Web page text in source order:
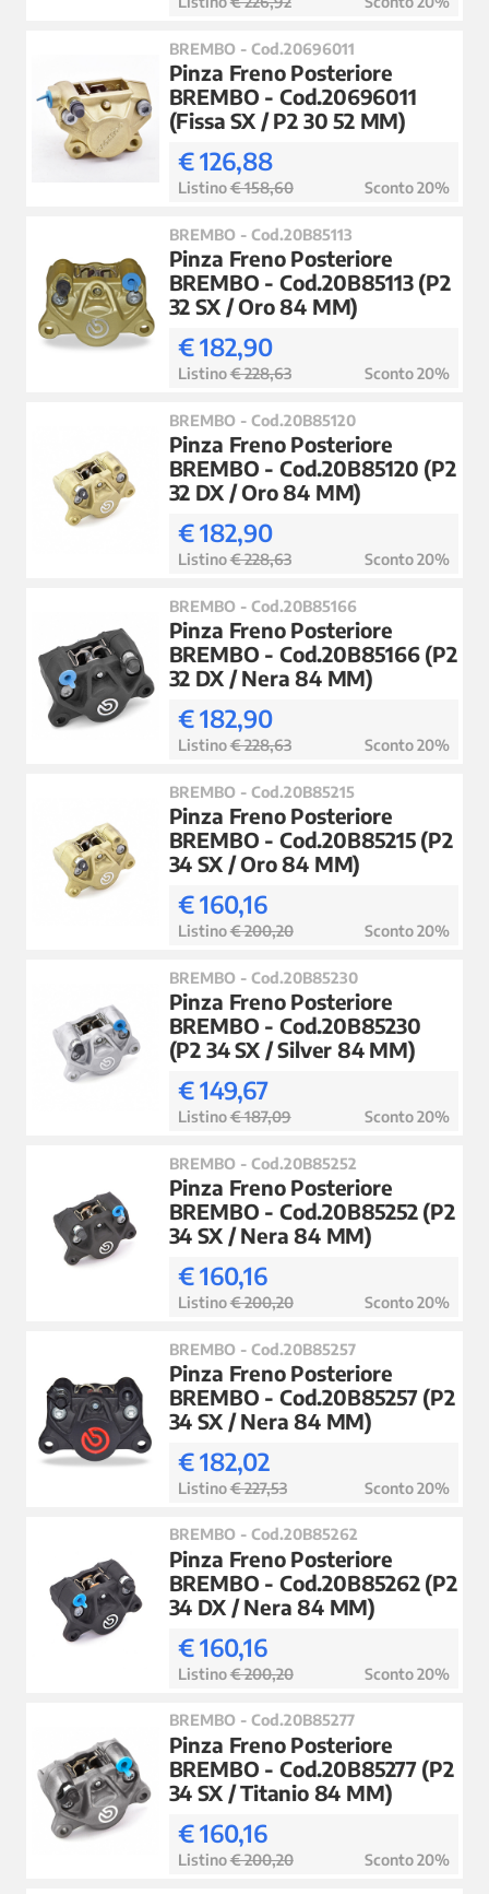
BREMBO - Cod.20696011
Pinza Freno Posteriore
BREMBO - Cod.20696011
(Fissa SX / P2 30 52 MM)
€ 126,88
Listino€ 158,60 Sconto 20%
BREMBO - Cod.20B85113
Pinza Freno Posteriore
BREMBO - Cod.20B85113 (P2
32 SX / Oro 84 MM)
€ 182,90
Listino€ 228,63 Sconto 20%
BREMBO - Cod.20B85120
Pinza Freno Posteriore
BREMBO - Cod.20B85120 (P2
32 DX / Oro 84 MM)
€ 182,90
Listino€ 228,63 Sconto 20%
BREMBO - Cod.20B85166
Pinza Freno Posteriore
BREMBO - Cod.20B85166 (P2
32 DX / Nera 84 MM)
€ 182,90
Listino€ 228,63 Sconto 20%
BREMBO - Cod.20B85215
Pinza Freno Posteriore
BREMBO - Cod.20B85215 (P2
34 SX / Oro 84 MM)
€ 160,16
Listino€ 200,20 Sconto 20%
BREMBO - Cod.20B85230
Pinza Freno Posteriore
BREMBO - Cod.20B85230
(P2 34 SX / Silver 84 MM)
€ 149,67
Listino€ 187,09 Sconto 20%
BREMBO - Cod.20B85252
Pinza Freno Posteriore
BREMBO - Cod.20B85252 (P2
34 SX / Nera 84 MM)
€ 160,16
Listino€ 200,20 Sconto 20%
BREMBO - Cod.20B85257
Pinza Freno Posteriore
BREMBO - Cod.20B85257 (P2
34 SX / Nera 84 MM)
€ 182,02
Listino€ 227,53 Sconto 20%
BREMBO - Cod.20B85262
Pinza Freno Posteriore
BREMBO - Cod.20B85262 (P2
34 DX / Nera 84 MM)
€ 160,16
Listino€ 200,20 Sconto 20%
BREMBO - Cod.20B85277
Pinza Freno Posteriore
BREMBO - Cod.20B85277 (P2
34 SX / Titanio 84 MM)
€ 160,16
Listino€ 200,20 Sconto 20%